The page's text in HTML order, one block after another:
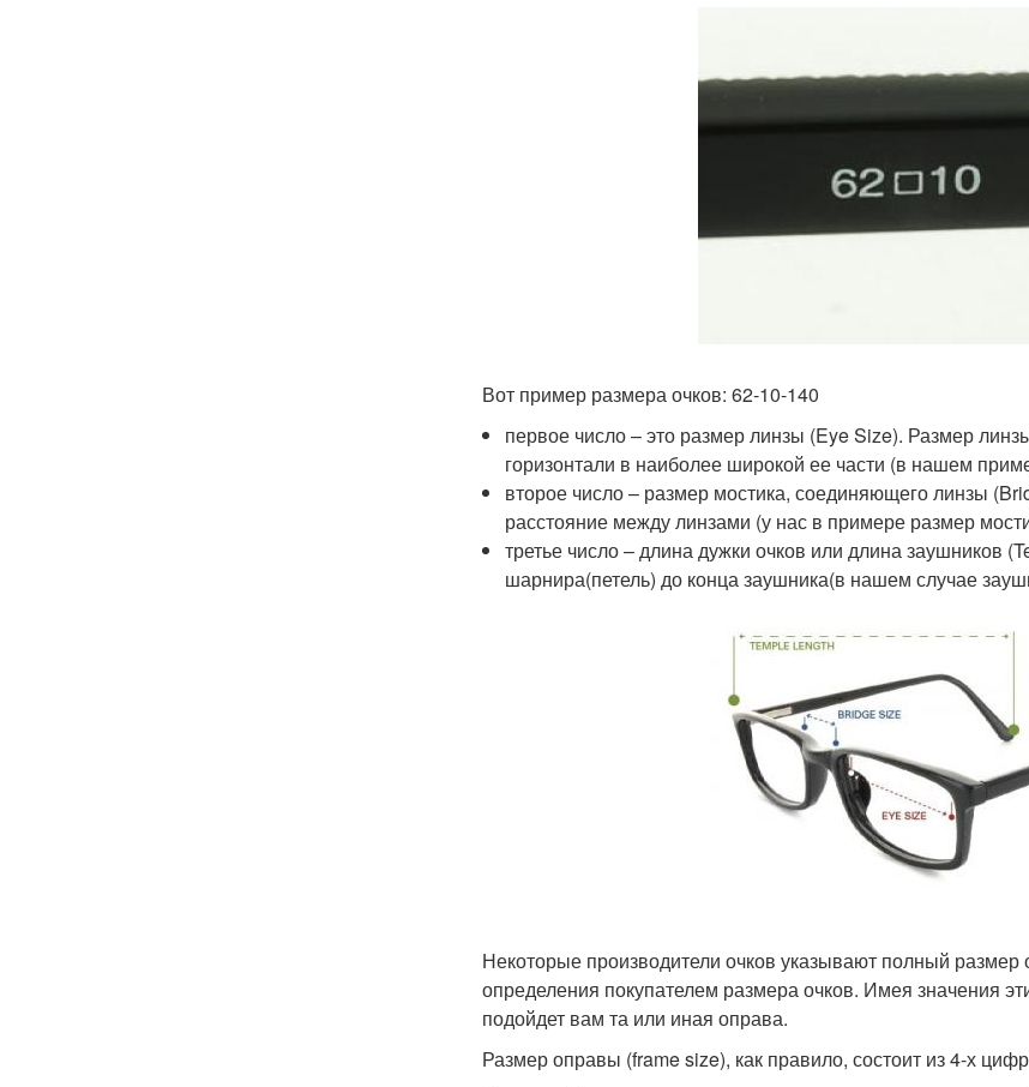
Вот пример размера очков: 62-10-140
первое число – это размер линзы (Eye Size). Размер
горизонтали в наиболее широкой ее части (в нашем
второе число – размер мостика, соединяющего линзы
расстояние между линзами (у нас в примере размер
третье число – длина дужки очков или длина заушников
шарнира(петель) до конца заушника(в нашем случае
Некоторые производители очков указывают полный размер
определения покупателем размера очков. Имея значения
подойдет вам та или иная оправа.
Размер оправы (frame size), как правило, состоит из 4-х